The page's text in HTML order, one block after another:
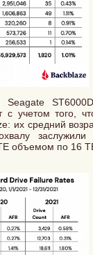
учетом того,
их средний
заслужили
объемом по 16